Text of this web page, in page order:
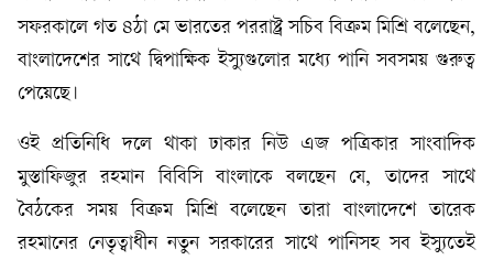
সফরকালে গত ৪ঠা মে ভারতের পররাষ্ট্র সচিব বিক্রম মিশ্রি বলেছেন,
বাংলাদেশের সাথে দ্বিপাক্ষিক ইস্যুগুলোর মধ্যে পানি সবসময় গুরুত্ব
পেয়েছে।
ওই প্রতিনিধি দলে থাকা ঢাকার নিউ এজ পত্রিকার সাংবাদিক
মুস্তাফিজুর রহমান বিবিসি বাংলাকে বলছেন যে, তাদের সাথে
বৈঠকের সময় বিক্রম মিশ্রি বলেছেন তারা বাংলাদেশে তারেক
রহমানের নেতৃত্বাধীন নতুন সরকারের সাথে পানিসহ সব ইস্যুতেই